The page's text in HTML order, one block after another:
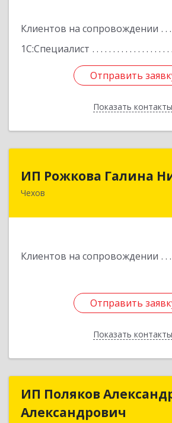
Клиентов на сопровождении
1С:Специалист
Отправить
Показать контакты
Отправить
Назад
ИП Рожкова Галина
Чехов
Клиентов на сопровождении
Отправить
Показать контакты
142306, Московская обл,
Отправить
Назад
ИП Поляков
Александрович
ИП Поляков